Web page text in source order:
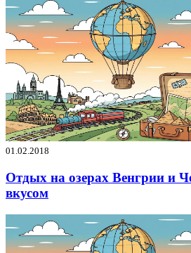
01.02.2018
Отдых на озерах Венгрии и
вкусом